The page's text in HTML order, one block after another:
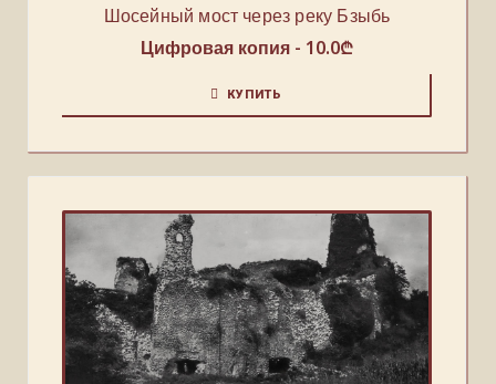
Шосейный мост через реку Бзыбь
Цифровая копия - 10.0₾
КУПИТЬ